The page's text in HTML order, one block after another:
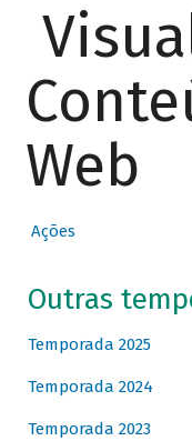
Web
Ações
Outras
Temporada 2025
Temporada 2024
Temporada 2023